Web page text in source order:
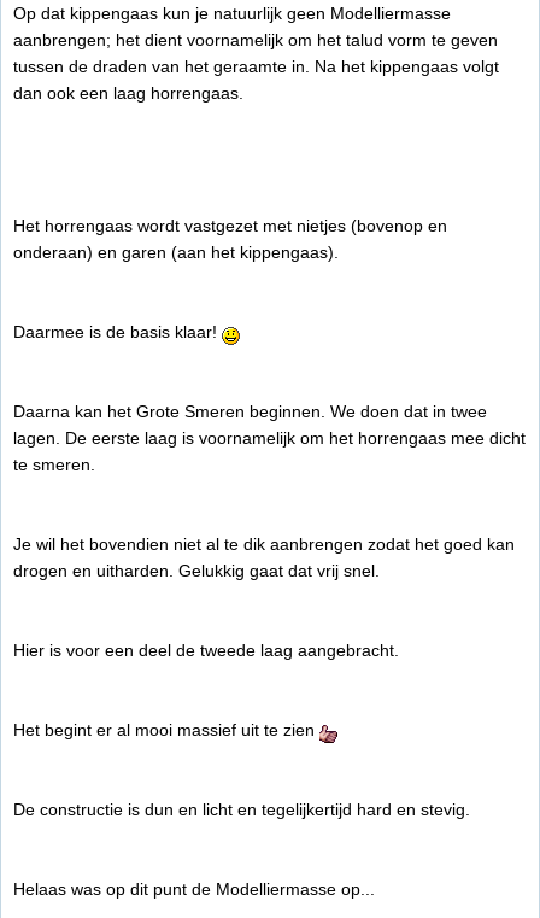
Op dat kippengaas kun je natuurlijk geen Modelliermasse
aanbrengen; het dient voornamelijk om het talud vorm te geven
tussen de draden van het geraamte in. Na het kippengaas volgt
dan ook een laag horrengaas.
Het horrengaas wordt vastgezet met nietjes (bovenop en
onderaan) en garen (aan het kippengaas).
Daarmee is de basis klaar!
Daarna kan het Grote Smeren beginnen. We doen dat in twee
lagen. De eerste laag is voornamelijk om het horrengaas mee dicht
te smeren.
Je wil het bovendien niet al te dik aanbrengen zodat het goed kan
drogen en uitharden. Gelukkig gaat dat vrij snel.
Hier is voor een deel de tweede laag aangebracht.
Het begint er al mooi massief uit te zien
De constructie is dun en licht en tegelijkertijd hard en stevig.
Helaas was op dit punt de Modelliermasse op...